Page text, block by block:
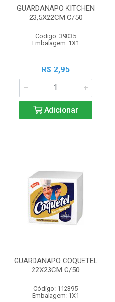
GUARDANAPO KITCHEN
23,5X22CM C/50
Código: 39035
Embalagem: 1X1
R$ 2,95
Adicionar
GUARDANAPO COQUETEL
22X23CM C/50
Código: 112395
Embalagem: 1X1